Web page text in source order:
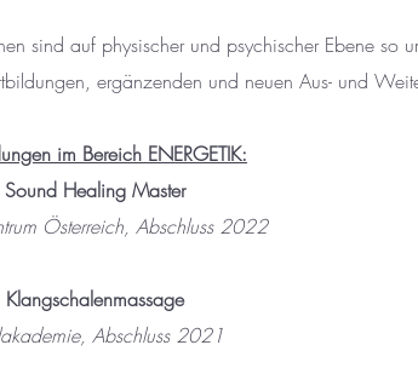
sind auf physischer und psychischer Ebene so
ergänzenden und neuen Aus- und
im Bereich ENERGETIK:
Sound Healing Master
Österreich, Abschluss 2022
Klangschalenmassage
Abschluss 2021